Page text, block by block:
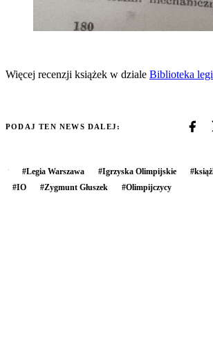
Więcej recenzji książek w dziale Biblioteka
PODAJ TEN NEWS DALEJ:
#Legia Warszawa #Igrzyska Olimpijskie #
#IO #Zygmunt Głuszek #Olimpijczycy